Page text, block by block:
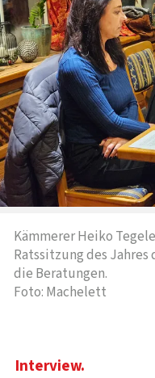
Kämmerer Heiko
Ratssitzung des Jahres
die Beratungen.
Foto: Machelett
Interview.